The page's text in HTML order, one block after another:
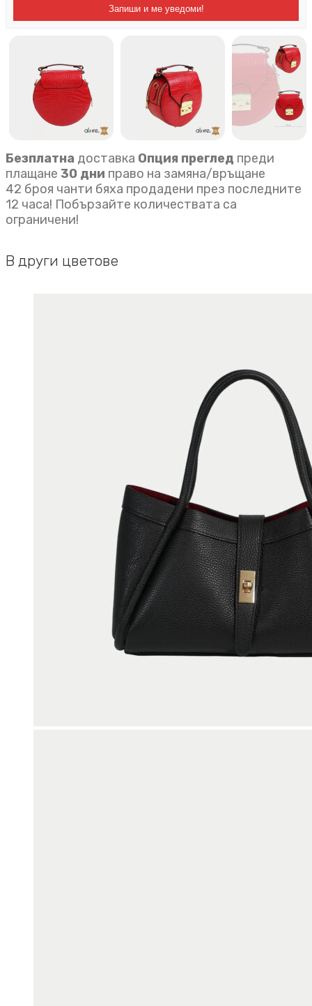
Запиши и ме уведоми!
Безплатна доставка Опция преглед преди
плащане 30 дни право на замяна/връщане
42 броя чанти бяха продадени през последните
12 часа! Побързайте количествата са
ограничени!
В други цветове